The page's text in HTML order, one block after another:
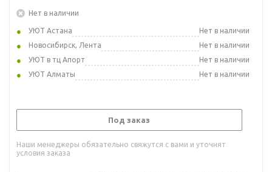
Нет в наличии
УЮТ Астана
Нет в наличии
Новосибирск, Лента
Нет в наличии
УЮТ в тц Апорт
Нет в наличии
УЮТ Алматы
Нет в наличии
Под заказ
Наши менеджеры обязательно свяжутся с вами и уточнят
условия заказа